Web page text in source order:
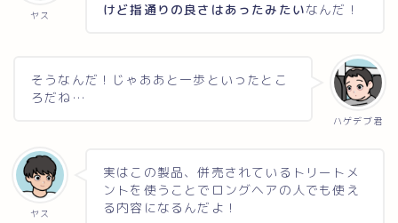
ヤス
けど指通りの良さはあったみたいなんだ！
ハゲデブ君
そうなんだ！じゃああと一歩といったとこ
ろだね…
ヤス
実はこの製品、併売されているトリートメ
ントを使うことでロングヘアの人でも使え
る内容になるんだよ！